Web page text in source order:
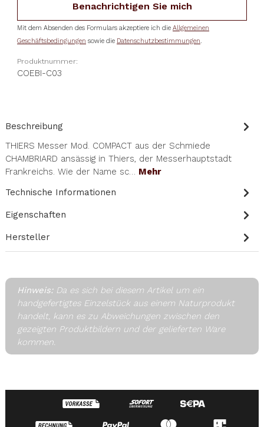
Benachrichtigen Sie mich
Mit dem Absenden des Formulars akzeptiere ich die Allgemeinen
Geschäftsbedingungen sowie die Datenschutzbestimmungen.
Produktnummer:
COEBI-C03
Beschreibung
THIERS Messer Mod. COMPACT aus der Schmiede
CHAMBRIARD ansässig in Thiers, der Messerhauptstadt
Frankreichs. Wie der Name sc… Mehr
Technische Informationen
Eigenschaften
Hersteller
Hinweis: Da es sich bei diesem Artikel um ein
handgefertigtes Einzelstück aus einem Naturprodukt
handelt, kann es zu Abweichungen zwischen den
gezeigten Produktbildern und der gelieferten Ware
kommen.